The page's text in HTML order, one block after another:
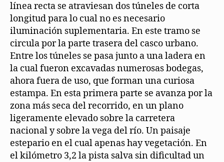
línea recta se atraviesan dos túneles de corta
longitud para lo cual no es necesario
iluminación suplementaria. En este tramo se
circula por la parte trasera del casco urbano.
Entre los túneles se pasa junto a una ladera en
la cual fueron excavadas numerosas bodegas,
ahora fuera de uso, que forman una curiosa
estampa. En esta primera parte se avanza por la
zona más seca del recorrido, en un plano
ligeramente elevado sobre la carretera
nacional y sobre la vega del río. Un paisaje
estepario en el cual apenas hay vegetación. En
el kilómetro 3,2 la pista salva sin dificultad un